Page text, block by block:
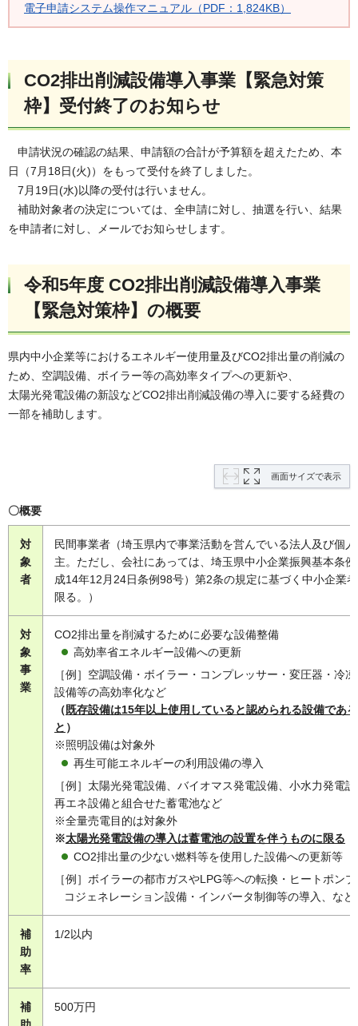
電子申請システム操作マニュアル（PDF：1,824KB）
CO2排出削減設備導入事業【緊急対策
枠】受付終了のお知らせ
申請状況の確認の結果、申請額の合計が予算額を超えたため、本
日（7月18日(火)）をもって受付を終了しました。
7月19日(水)以降の受付は行いません。
補助対象者の決定については、全申請に対し、抽選を行い、結果
を申請者に対し、メールでお知らせします。
令和5年度 CO2排出削減設備導入事業
【緊急対策枠】の概要
県内中小企業等におけるエネルギー使用量及びCO2排出量の削減の
ため、空調設備、ボイラー等の高効率タイプへの更新や、
太陽光発電設備の新設などCO2排出削減設備の導入に要する経費の
一部を補助します。
画面サイズで表示
〇概要
対
象
者
民間事業者（埼玉県内で事業活動を営んでいる法人及び個
主。ただし、会社にあっては、埼玉県中小企業振興基本条
成14年12月24日条例98号）第2条の規定に基づく中小企業
限る。）
対
象
事
業
CO2排出量を削減するために必要な設備整備
高効率省エネルギー設備への更新
［例］空調設備・ボイラー・コンプレッサー・変圧器・冷
設備等の高効率化など
（既存設備は15年以上使用していると認められる設備であ
と ）
※照明設備は対象外
再生可能エネルギーの利用設備の導入
［例］太陽光発電設備、バイオマス発電設備、小水力発電
再エネ設備と組合せた蓄電池など
※全量売電目的は対象外
※太陽光発電設備の導入は蓄電池の設置を伴うものに限る
CO2排出量の少ない燃料等を使用した設備への更新等
［例］ボイラーの都市ガスやLPG等への転換・ヒートポン
コジェネレーション設備・インバータ制御等の導入、など
補
助
率
1/2以内
補
500万円